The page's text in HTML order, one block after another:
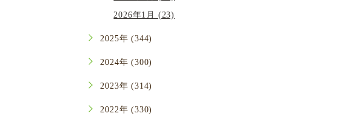
2026年1月 (23)
2025年 (344)
2024年 (300)
2023年 (314)
2022年 (330)